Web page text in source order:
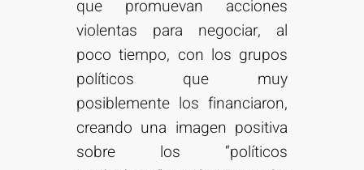
que promuevan acciones
violentas para negociar, al
poco tiempo, con los grupos
políticos que muy
posiblemente los financiaron,
creando una imagen positiva
sobre los “políticos